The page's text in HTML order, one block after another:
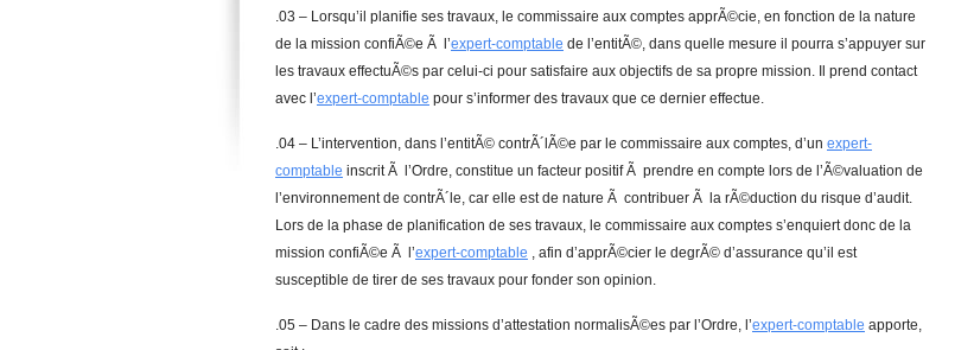
.03 – Lorsqu’il planifie ses travaux, le commissaire aux comptes apprÃ©cie, en fonction de la nature
de la mission confiÃ©e Ã l’expert-comptable de l’entitÃ©, dans quelle mesure il pourra s’appuyer sur
les travaux effectuÃ©s par celui-ci pour satisfaire aux objectifs de sa propre mission. Il prend contact
avec l’expert-comptable pour s’informer des travaux que ce dernier effectue.
.04 – L’intervention, dans l’entitÃ© contrÃ´lÃ©e par le commissaire aux comptes, d’un expert-
comptable inscrit Ã l’Ordre, constitue un facteur positif Ã prendre en compte lors de l’Ã©valuation de
l’environnement de contrÃ´le, car elle est de nature Ã contribuer Ã la rÃ©duction du risque d’audit.
Lors de la phase de planification de ses travaux, le commissaire aux comptes s’enquiert donc de la
mission confiÃ©e Ã l’expert-comptable , afin d’apprÃ©cier le degrÃ© d’assurance qu’il est
susceptible de tirer de ses travaux pour fonder son opinion.
.05 – Dans le cadre des missions d’attestation normalisÃ©es par l’Ordre, l’expert-comptable apporte,